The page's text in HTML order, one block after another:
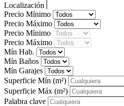
Localización
Precio Mínimo
Precio Máximo
Precio Mínimo
Precio Máximo
Mín Hab.
Mín Baños
Mín Garajes
Superficie Mín (m²)
Superficie Máx (m²)
Palabra clave